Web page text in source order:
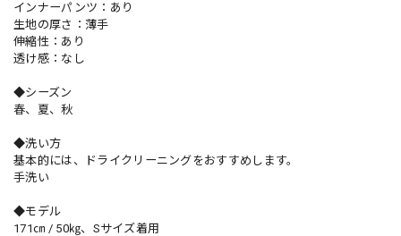
インナーパンツ：あり
生地の厚さ：薄手
伸縮性：あり
透け感：なし
◆シーズン
春、夏、秋
◆洗い方
基本的には、ドライクリーニングをおすすめします。
手洗い
◆モデル
171㎝ / 50㎏、Sサイズ着用